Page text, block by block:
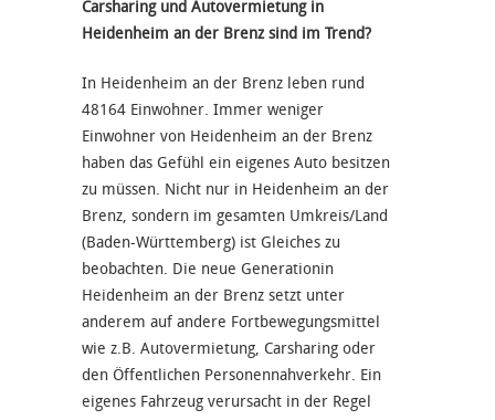
Carsharing und Autovermietung in
Heidenheim an der Brenz sind im Trend?
In Heidenheim an der Brenz leben rund
48164 Einwohner. Immer weniger
Einwohner von Heidenheim an der Brenz
haben das Gefühl ein eigenes Auto besitzen
zu müssen. Nicht nur in Heidenheim an der
Brenz, sondern im gesamten Umkreis/Land
(Baden-Württemberg) ist Gleiches zu
beobachten. Die neue Generationin
Heidenheim an der Brenz setzt unter
anderem auf andere Fortbewegungsmittel
wie z.B. Autovermietung, Carsharing oder
den Öffentlichen Personennahverkehr. Ein
eigenes Fahrzeug verursacht in der Regel